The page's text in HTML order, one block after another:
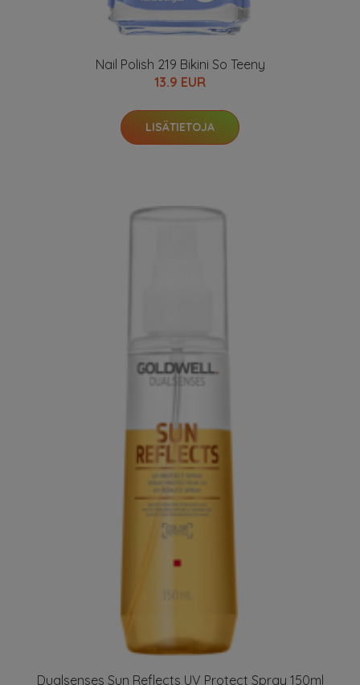
Nail Polish 219 Bikini So Teeny
13.9 EUR
LISÄTIETOJA
Dualsenses Sun Reflects UV Protect Spray 150ml